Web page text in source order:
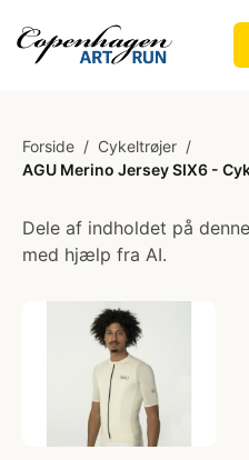
Forside / Cykeltrøjer /
AGU Merino Jersey SIX6 -
Dele af indholdet på
med hjælp fra AI.